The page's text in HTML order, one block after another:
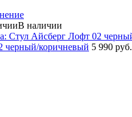
В наличии
черный/коричневый 5 990 руб.